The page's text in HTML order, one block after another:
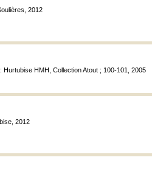
2012
: Hurtubise HMH, Collection Atout ; 100-101, 2005
2012